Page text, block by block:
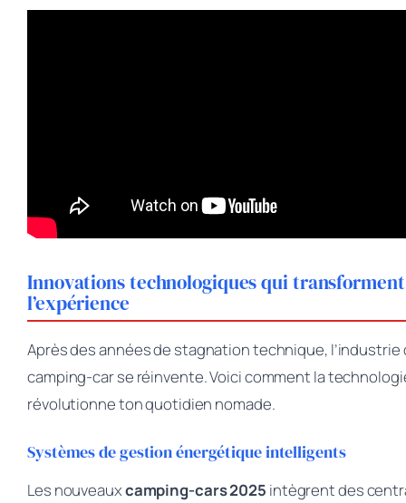
Innovations technologiques qui transforment
l’expérience
Après des années de stagnation technique, l’industrie
camping-car se réinvente. Voici comment la
révolutionne ton quotidien nomade.
Systèmes de gestion énergétique intelligents
Les nouveauxcamping-cars 2025 intègrent des